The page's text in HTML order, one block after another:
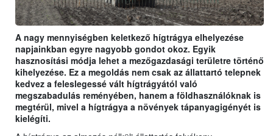
A nagy mennyiségben keletkező hígtrágya elhelyezése
napjainkban egyre nagyobb gondot okoz. Egyik
hasznosítási módja lehet a mezőgazdasági területre történő
kihelyezése. Ez a megoldás nem csak az állattartó telepnek
kedvez a feleslegessé vált hígtrágyától való
megszabadulás reményében, hanem a földhasználóknak is
megtérül, mivel a hígtrágya a növények tápanyagigényét is
kielégíti.